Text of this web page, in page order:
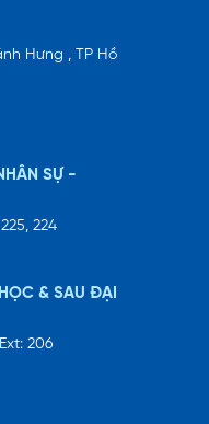
Hưng , TP Hồ
SỰ -
224
& SAU ĐẠI
206